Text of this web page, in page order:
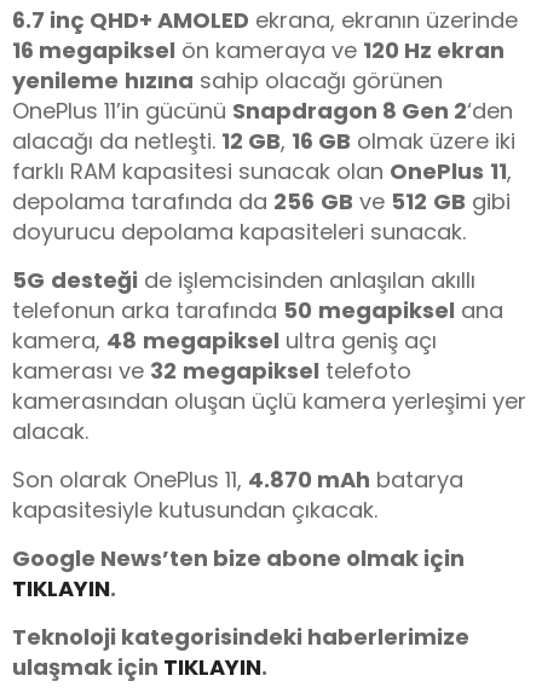
6.7 inç QHD+ AMOLED ekrana, ekranın üzerinde
16 megapiksel ön kameraya ve 120 Hz ekran
yenileme hızına sahip olacağı görünen
OnePlus 11’in gücünü Snapdragon 8 Gen 2‘den
alacağı da netleşti. 12 GB, 16 GB olmak üzere iki
farklı RAM kapasitesi sunacak olan OnePlus 11,
depolama tarafında da 256 GB ve 512 GB gibi
doyurucu depolama kapasiteleri sunacak.
5G desteği de işlemcisinden anlaşılan akıllı
telefonun arka tarafında 50 megapiksel ana
kamera, 48 megapiksel ultra geniş açı
kamerası ve 32 megapiksel telefoto
kamerasından oluşan üçlü kamera yerleşimi yer
alacak.
Son olarak OnePlus 11, 4.870 mAh batarya
kapasitesiyle kutusundan çıkacak.
Google News’ten bize abone olmak için
TIKLAYIN.
Teknoloji kategorisindeki haberlerimize
ulaşmak için TIKLAYIN.